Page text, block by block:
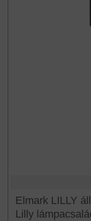
Elmark LILLY
Lilly